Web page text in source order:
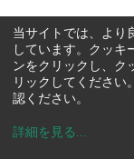
当サイトでは、より
しています。クッキ
ンをクリックし、ク
リックしてください
認ください。
詳細を見る ...